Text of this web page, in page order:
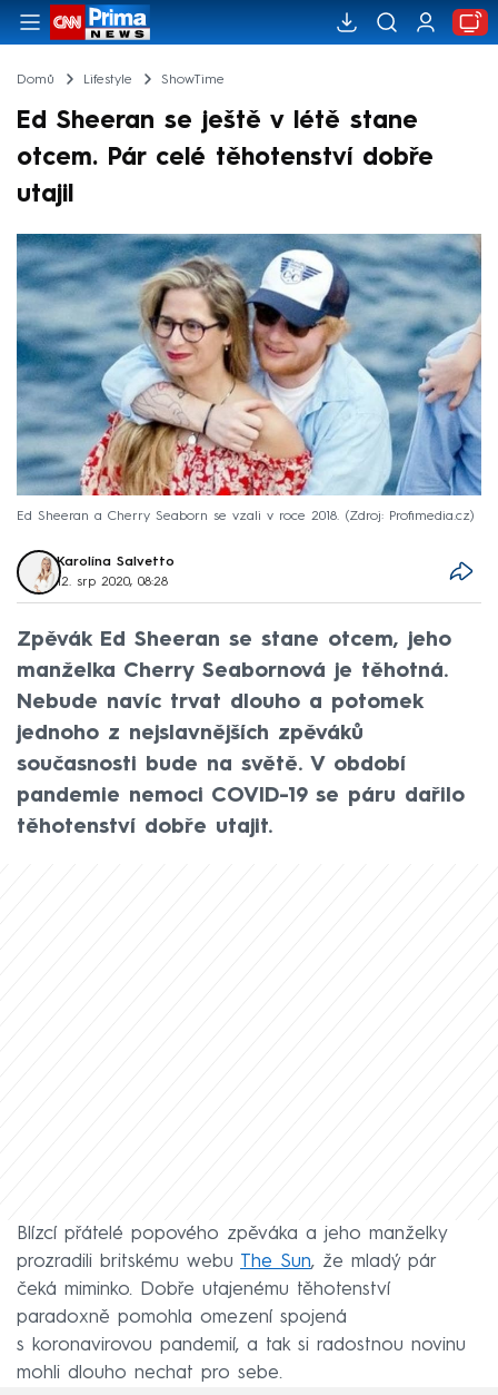
Domů Lifestyle ShowTime
Ed Sheeran se ještě v létě stane
otcem. Pár celé těhotenství dobře
utajil
Ed Sheeran a Cherry Seaborn se vzali v roce 2018. Zdroj: Profimedia.cz
Karolína Salvetto
12. srp 2020, 08:28
Zpěvák Ed Sheeran se stane otcem, jeho
manželka Cherry Seabornová je těhotná.
Nebude navíc trvat dlouho a potomek
jednoho z nejslavnějších zpěváků
současnosti bude na světě. V období
pandemie nemoci COVID-19 se páru dařilo
těhotenství dobře utajit.
Blízcí přátelé popového zpěváka a jeho manželky
prozradili britskému webu The Sun, že mladý pár
čeká miminko. Dobře utajenému těhotenství
paradoxně pomohla omezení spojená
s koronavirovou pandemií, a tak si radostnou novinu
mohli dlouho nechat pro sebe.